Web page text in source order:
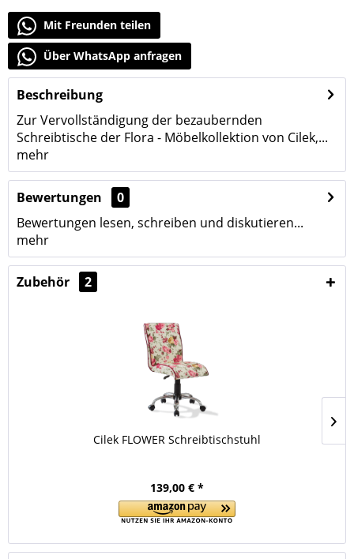
Mit Freunden teilen
Über WhatsApp anfragen
Beschreibung
Zur Vervollständigung der bezaubernden
Schreibtische der Flora - Möbelkollektion von Cilek,...
mehr
Bewertungen
0
Bewertungen lesen, schreiben und diskutieren...
mehr
Zubehör 2
Cilek FLOWER Schreibtischstuhl
139,00 € *